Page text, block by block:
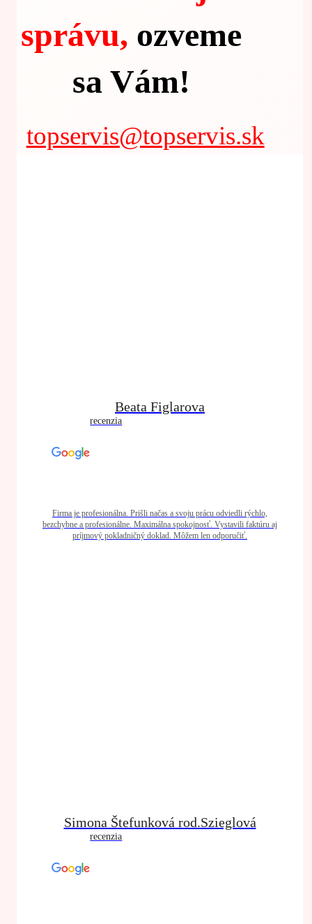
správu, ozveme
sa Vám!
topservis@topservis.sk
Beata Figlarova
recenzia
Firma je profesionálna. Prišli načas a svoju prácu odviedli rýchlo,
bezchybne a profesionálne. Maximálna spokojnosť. Vystavili faktúru aj
príjmový pokladničný doklad. Môžem len odporučiť.
Simona Štefunková rod.Szieglová
recenzia